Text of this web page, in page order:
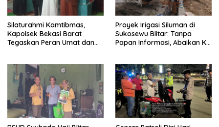
Silaturahmi Kamtibmas,
Kapolsek Bekasi Barat
Tegaskan Peran Umat dan
Proyek Irigasi Siluman di
Sukosewu Blitar: Tanpa
Papan Informasi, Abaikan K3,